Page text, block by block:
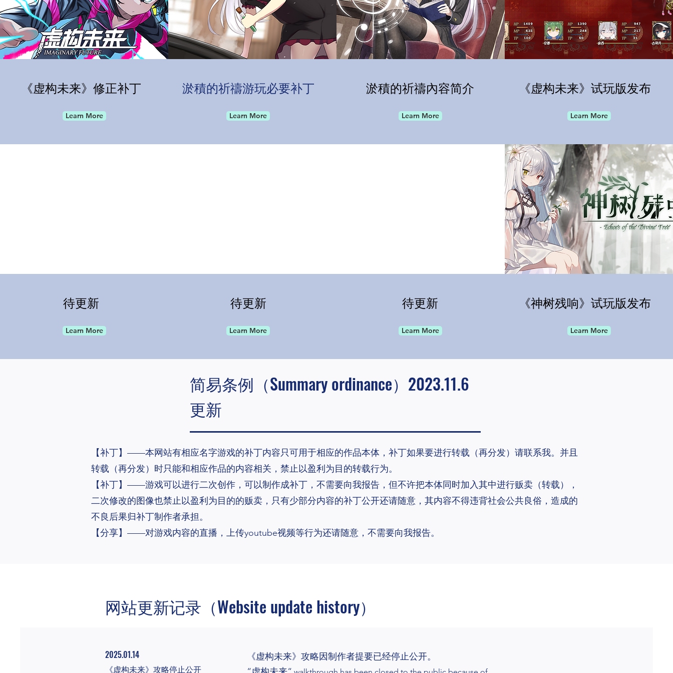
《虚构未来》修正补丁
Learn More
淤積的祈禱游玩必要补丁
Learn More
淤積的祈禱內容简介
Learn More
《虚构未来》试玩版发布
Learn More
待更新
Learn More
待更新
Learn More
待更新
Learn More
《神树残响》试玩版发布
Learn More
简易条例（Summary ordinance）2023.11.6
更新
【补丁】——本网站有相应名字游戏的补丁内容只可用于相应的作品本体，补丁如果要进行转载（再分发）请联系我。 并且
转载（再分发）时只能和相应作品的内容相关，禁止以盈利为目的转载行为。
​【补丁】——游戏可以进行二次创作，可以制作成补丁，不需要向我报告，但不许把本体同时加入其中进行贩卖（转载），
二次修改的图像也禁止以盈利为目的的贩卖，只有少部分内容的补丁公开还请随意，其内容不得违背社会公共良俗，造成的
不良后果归补丁制作者承担。
【分享】——对游戏内容的直播，上传youtube视频等行为还请随意，不需要向我报告。
​网站更新记录（Website update history）
2025.01.14
《虚构未来》攻略停止公开
《虚构未来》 攻略因制作者提要已经停止公开。